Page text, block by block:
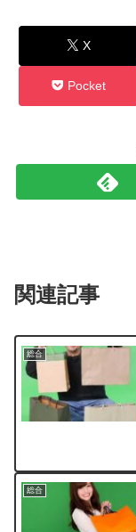
X
Pocket
関連記事
総合
総合